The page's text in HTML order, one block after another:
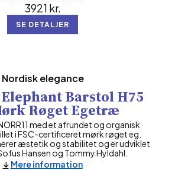
3921 kr.
SE DETALJER
Nordisk elegance
Elephant Barstol H75
Røget Egetræ
med et afrundet og organisk
i FSC-certificeret mørk røget eg.
æstetik og stabilitet og er udviklet
Hansen og Tommy Hyldahl.
Mere information